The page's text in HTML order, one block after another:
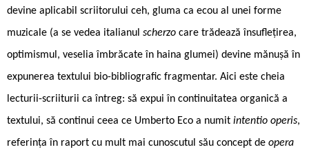
devine aplicabil scriitorului ceh, gluma ca ecou al unei forme
muzicale (a se vedea italianul scherzo care trădează însuflețirea,
optimismul, veselia îmbrăcate în haina glumei) devine mănușă în
expunerea textului bio-bibliografic fragmentar. Aici este cheia
lecturii-scriiturii ca întreg: să expui în continuitatea organică a
textului, să continui ceea ce Umberto Eco a numit intentio operis,
referința în raport cu mult mai cunoscutul său concept de opera